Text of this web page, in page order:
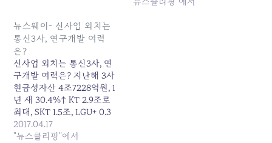
는 평가를 내놨다. 하지만
정작 KT새노조 측은 황 회
장의 경영성과에 의문을 제
기했다. 이에 대해 언론은
침묵으로…
뉴스웨이- 신사업 외치는
통신3사, 연구개발 여력
은?
신사업 외치는 통신3사, 연
구개발 여력은? 지난해 3사
현금성자산 4조7228억원, 1
년 새 30.4%↑ KT 2.9조로
최대, SKT 1.5조, LGU+ 0.3
조 매출 대비 연구개발 비중
은 SKT가 최고 최종수정
2017.04.17
"뉴스클리핑"에서